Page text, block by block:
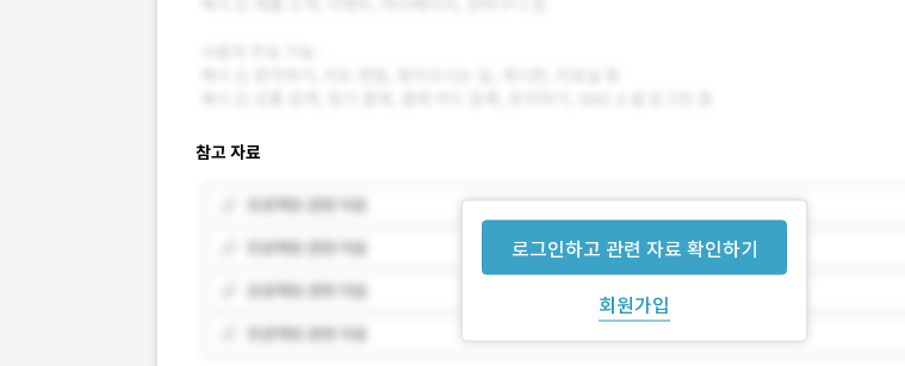
참고 자료
로그인하고 관련 자료 확인하기
회원가입